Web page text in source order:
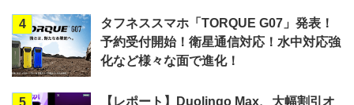
4
タフネススマホ「TORQUE G07」発表！
予約受付開始！衛星通信対応！水中対応強
化など様々な面で進化！
5
【レポート】Duolingo Max、大幅割引オ